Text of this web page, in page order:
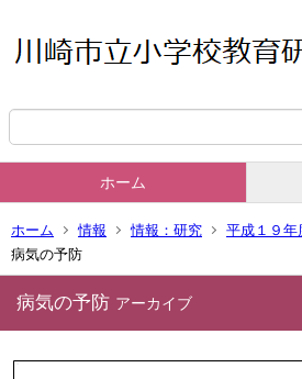
ホーム
ホーム 情報 情報：研究
平成１９
病気の予防
病気の予防 アーカイブ